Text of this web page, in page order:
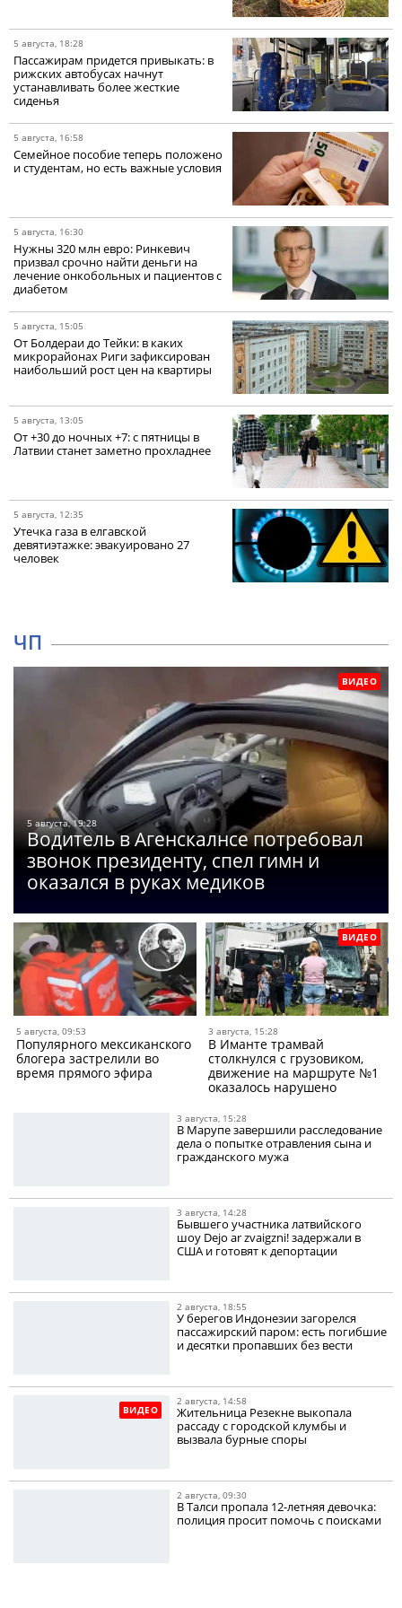
5 августа, 18:28
Пассажирам придется привыкать: в
рижских автобусах начнут
устанавливать более жесткие
сиденья
5 августа, 16:58
Семейное пособие теперь положено
и студентам, но есть важные условия
5 августа, 16:30
Нужны 320 млн евро: Ринкевич
призвал срочно найти деньги на
лечение онкобольных и пациентов с
диабетом
5 августа, 15:05
От Болдераи до Тейки: в каких
микрорайонах Риги зафиксирован
наибольший рост цен на квартиры
5 августа, 13:05
От +30 до ночных +7: с пятницы в
Латвии станет заметно прохладнее
5 августа, 12:35
Утечка газа в елгавской
девятиэтажке: эвакуировано 27
человек
ЧП
ВИДЕО
5 августа, 19:28
Водитель в Агенскалнсе потребовал
звонок президенту, спел гимн и
оказался в руках медиков
5 августа, 09:53
Популярного мексиканского
блогера застрелили во
время прямого эфира
ВИДЕО
3 августа, 15:28
В Иманте трамвай
столкнулся с грузовиком,
движение на маршруте №1
оказалось нарушено
3 августа, 15:28
В Марупе завершили расследование
дела о попытке отравления сына и
гражданского мужа
3 августа, 14:28
Бывшего участника латвийского
шоу Dejo ar zvaigzni! задержали в
США и готовят к депортации
2 августа, 18:55
У берегов Индонезии загорелся
пассажирский паром: есть погибшие
и десятки пропавших без вести
ВИДЕО
2 августа, 14:58
Жительница Резекне выкопала
рассаду с городской клумбы и
вызвала бурные споры
2 августа, 09:30
В Талси пропала 12-летняя девочка:
полиция просит помочь с поисками